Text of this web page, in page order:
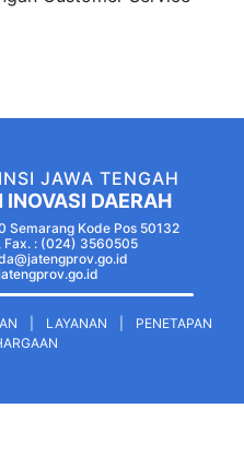
JAWA TENGAH
INOVASI DAERAH
Semarang Kode Pos 50132
: (024) 3560505
LAYANAN
PENETAPAN